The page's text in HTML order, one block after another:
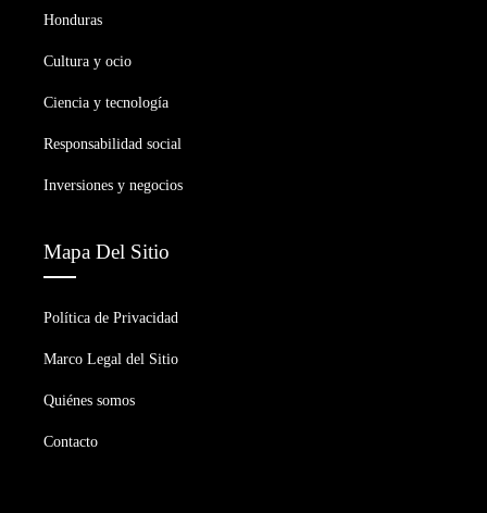
Honduras
Cultura y ocio
Ciencia y tecnología
Responsabilidad social
Inversiones y negocios
Mapa Del Sitio
Política de Privacidad
Marco Legal del Sitio
Quiénes somos
Contacto